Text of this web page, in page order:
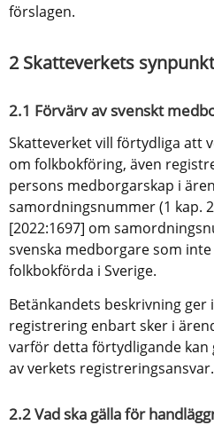
förslagen.
2 Skatteverkets
2.1 Förvärv av svenskt
Skatteverket vill förtydliga att
om folkbokföring, även
persons medborgarskap i
samordningsnummer (1 kap.
[2022:1697] om
svenska medborgare som
folkbokförda i Sverige.
Betänkandets beskrivning
registrering enbart sker i
varför detta förtydligande kan
av verkets registreringsansvar.
2.2 Vad ska gälla för